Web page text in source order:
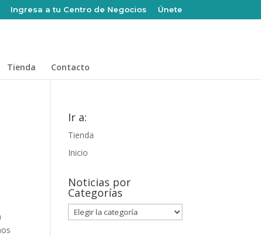
Ingresa a tu Centro de Negocios Únete
Tienda Contacto
Ir a:
Tienda
Inicio
Noticias por
Categorías
Noticias
por